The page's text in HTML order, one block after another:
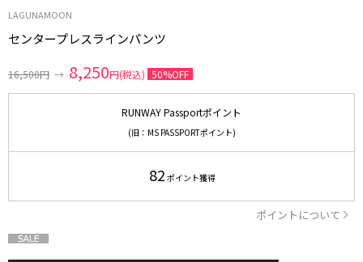
LAGUNAMOON
センタープレスラインパンツ
16,500円 → 8,250円(税込) 50%OFF
RUNWAY Passportポイント
(旧：MS PASSPORTポイント)
82 ポイント獲得
ポイントについて